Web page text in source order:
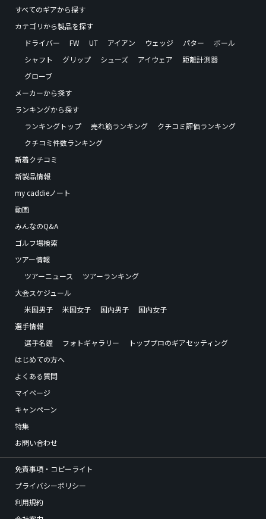
すべてのギアから探す
カテゴリから製品を探す
ドライバー
FW UT アイアン ウェッジ パター
ボール
シャフト
グリップ シューズ アイウェア
距離計測器
グローブ
メーカーから探す
ランキングから探す
ランキングトップ
売れ筋ランキング
クチコミ評価ランキング
クチコミ件数ランキング
新着クチコミ
新製品情報
my caddieノート
動画
みんなのQ&A
ゴルフ場検索
ツアー情報
ツアーニュース
ツアーランキング
大会スケジュール
米国男子
米国女子 国内男子
国内女子
選手情報
選手名鑑
フォトギャラリー
トッププロのギアセッティング
はじめての方へ
よくある質問
マイページ
キャンペーン
特集
お問い合わせ
免責事項・コピーライト
プライバシーポリシー
利用規約